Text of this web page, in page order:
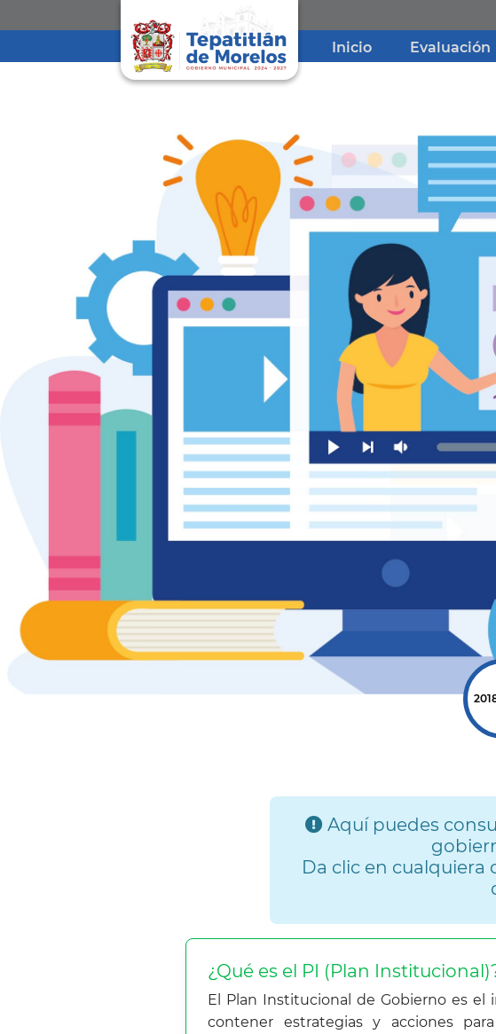
Inicio Evaluación
Aquí puedes
Da clic en cualquiera
¿Qué es el PI (Plan
El Plan Institucional de Gobierno es
contener estrategias y acciones